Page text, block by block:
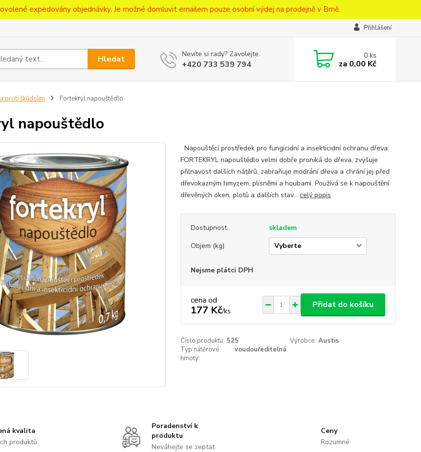
expedovány objednávky. Je možné domluvit emailem pouze osobní výdej na prodejně v Brně.
Přihlášení
Hledat Nevíte si rady? Zavolejte.
+420 733 539 794
0ks
za 0,00 Kč
proti škůdcům Fortekryl napouštědlo
napouštědlo
Napouštěcí prostředek pro fungicidní a insekticidní ochranu dřeva.
FORTEKRYL napouštědlo velmi dobře proniká do dřeva, zvyšuje
přilnavost dalších nátěrů, zabraňuje modrání dřeva a chrání jej před
dřevokazným hmyzem, plísněmi a houbami. Používá se k napouštění
dřevěných oken, plotů a dalších stav... celý popis
Dostupnost
skladem
Objem (kg)
Nejsme plátci DPH
cena od
177 Kč/ks
Přidat do košíku
Číslo produktu: 525 Výrobce: Austis
Typ nátěrové
hmoty:
voudouředitelná
kvalita
produktů
Poradenství k
produktu
Neváhejte se zeptat
Ceny
Rozumné